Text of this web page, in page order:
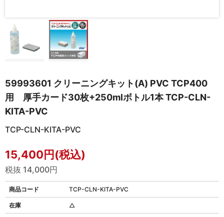
59993601 クリーニングキット(A) PVC TCP400
用 厚手カード30枚+250mlボトル1本 TCP-CLN-
KITA-PVC
TCP-CLN-KITA-PVC
15,400円(税込)
税抜 14,000円
商品コード TCP-CLN-KITA-PVC
在庫 △